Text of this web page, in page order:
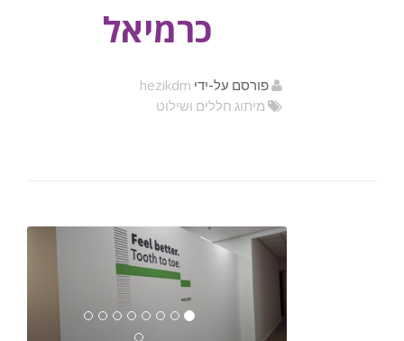
כרמיאל
פורסם על-ידי hezikdm
מיתוג חללים ושילוט